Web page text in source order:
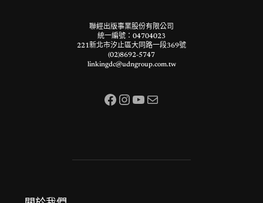
聯經出版事業股份有限公司
統一編號：04704023
221新北市汐止區大同路一段369號
(02)8692-5747
linkingdc@udngroup.com.tw
Facebook InstagramYouTube 電子郵件